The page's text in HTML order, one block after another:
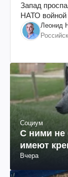
Запад
НАТО войной
Леонид
Социум
С ними не
имеют
Вчера